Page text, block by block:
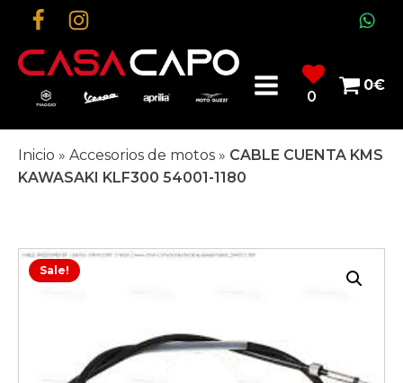
0
0€
Inicio » Accesorios de motos » CABLE CUENTA KMS
KAWASAKI KLF300 54001-1180
Sale!